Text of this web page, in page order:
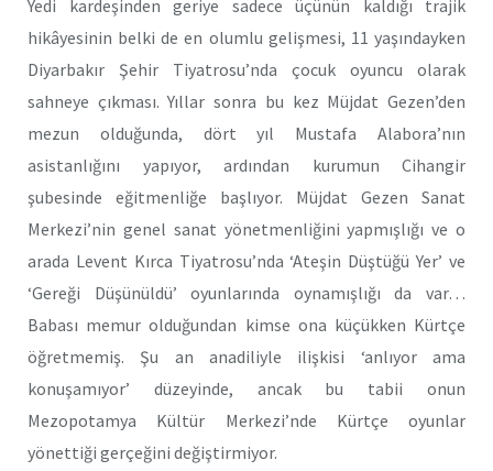
Yedi kardeşinden geriye sadece üçünün kaldığı trajik
hikâyesinin belki de en olumlu gelişmesi, 11 yaşındayken
Diyarbakır Şehir Tiyatrosu’nda çocuk oyuncu olarak
sahneye çıkması. Yıllar sonra bu kez Müjdat Gezen’den
mezun olduğunda, dört yıl Mustafa Alabora’nın
asistanlığını yapıyor, ardından kurumun Cihangir
şubesinde eğitmenliğe başlıyor. Müjdat Gezen Sanat
Merkezi’nin genel sanat yönetmenliğini yapmışlığı ve o
arada Levent Kırca Tiyatrosu’nda ‘Ateşin Düştüğü Yer’ ve
‘Gereği Düşünüldü’ oyunlarında oynamışlığı da var…
Babası memur olduğundan kimse ona küçükken Kürtçe
öğretmemiş. Şu an anadiliyle ilişkisi ‘anlıyor ama
konuşamıyor’ düzeyinde, ancak bu tabii onun
Mezopotamya Kültür Merkezi’nde Kürtçe oyunlar
yönettiği gerçeğini değiştirmiyor.